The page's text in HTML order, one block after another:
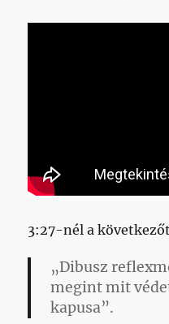
3:27-nél a
„Dibusz
megint mit
kapusa”.